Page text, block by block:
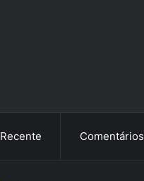
Recente Comentários